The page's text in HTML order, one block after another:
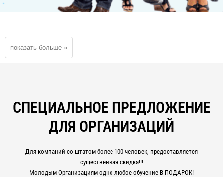
СПЕЦИАЛЬНОЕ ПРЕДЛОЖЕНИЕ
ДЛЯ ОРГАНИЗАЦИЙ
Для компаний со штатом более 100 человек, предоставляется
существенная скидка!!!
Молодым Организациям одно любое обучение В ПОДАРОК!